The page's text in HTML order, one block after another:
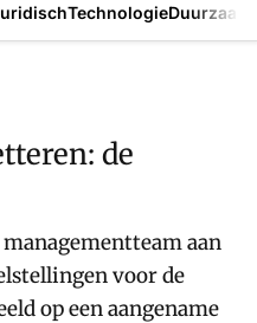
Technologie
de
aan
voor de
op een aangename